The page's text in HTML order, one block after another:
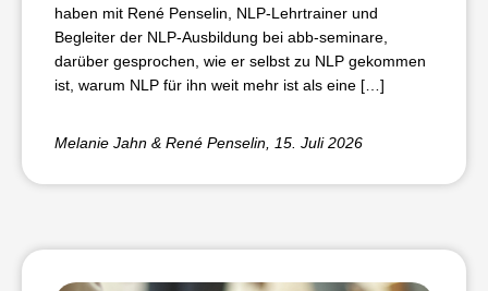
haben mit René Penselin, NLP-Lehrtrainer und
Begleiter der NLP-Ausbildung bei abb-seminare,
darüber gesprochen, wie er selbst zu NLP gekommen
ist, warum NLP für ihn weit mehr ist als eine […]
Melanie Jahn & René Penselin , 15. Juli 2026